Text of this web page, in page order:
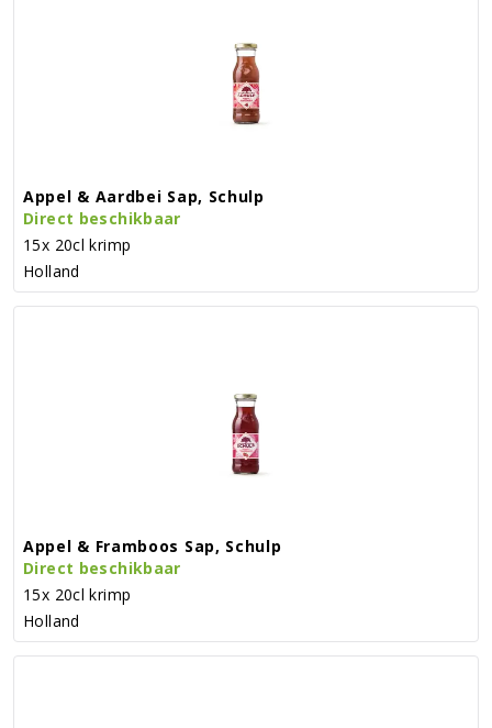
Appel & Aardbei Sap, Schulp
Direct beschikbaar
15x 20cl krimp
Holland
Appel & Framboos Sap, Schulp
Direct beschikbaar
15x 20cl krimp
Holland